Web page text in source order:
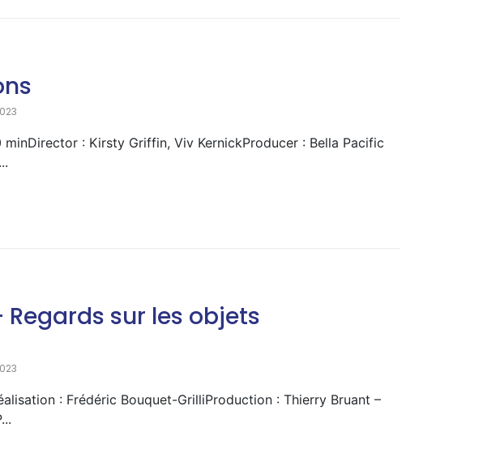
minDirector : Kirsty Griffin, Viv KernickProducer : Bella Pacific
sur les objets
: Frédéric Bouquet-GrilliProduction : Thierry Bruant –